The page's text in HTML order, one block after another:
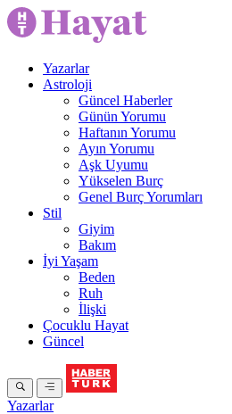
Yazarlar
Astroloji
Güncel Haberler
Günün Yorumu
Haftanın Yorumu
Ayın Yorumu
Aşk Uyumu
Yükselen Burç
Genel Burç Yorumları
Stil
Giyim
Bakım
İyi Yaşam
Beden
Ruh
İlişki
Çocuklu Hayat
Güncel
Yazarlar